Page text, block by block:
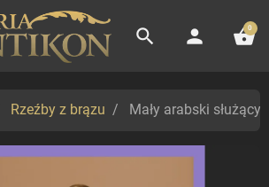
search person shopping_basket
0
Rzeźby z brązu Mały arabski